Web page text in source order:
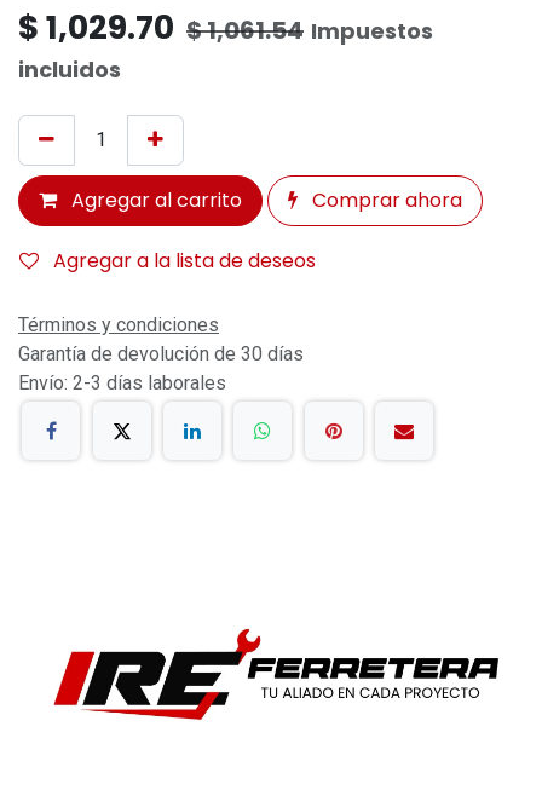
$1,029.70 $1,061.54 Impuestos
incluidos
Agregar al carrito Comprar ahora
Agregar a la lista de deseos
Términos y condiciones
Garantía de devolución de 30 días
Envío: 2-3 días laborales